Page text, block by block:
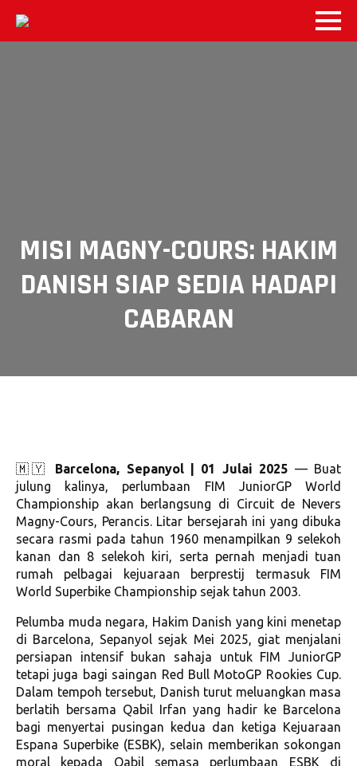
MISI MAGNY-COURS: HAKIM
DANISH SIAP SEDIA HADAPI
CABARAN
🇲🇾 Barcelona, Sepanyol | 01 Julai 2025 — Buat
julung kalinya, perlumbaan FIM JuniorGP World
Championship akan berlangsung di Circuit de Nevers
Magny-Cours, Perancis. Litar bersejarah ini yang dibuka
secara rasmi pada tahun 1960 menampilkan 9 selekoh
kanan dan 8 selekoh kiri, serta pernah menjadi tuan
rumah pelbagai kejuaraan berprestij termasuk FIM
World Superbike Championship sejak tahun 2003.
Pelumba muda negara, Hakim Danish yang kini menetap
di Barcelona, Sepanyol sejak Mei 2025, giat menjalani
persiapan intensif bukan sahaja untuk FIM JuniorGP
tetapi juga bagi saingan Red Bull MotoGP Rookies Cup.
Dalam tempoh tersebut, Danish turut meluangkan masa
berlatih bersama Qabil Irfan yang hadir ke Barcelona
bagi menyertai pusingan kedua dan ketiga Kejuaraan
Espana Superbike (ESBK), selain memberikan sokongan
moral kepada Qabil semasa perlumbaan ESBK di